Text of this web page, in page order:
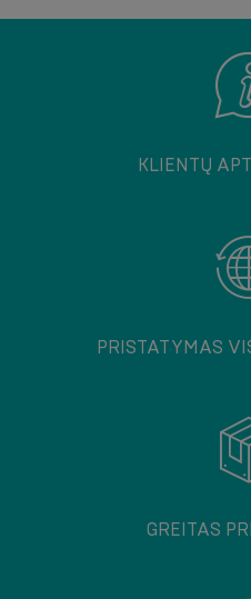
KLIENTŲ
PRISTATYMAS
GREITAS